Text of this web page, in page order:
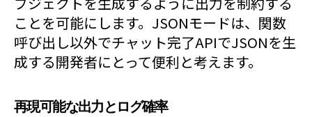
ことを可能にします。JSONモードは、関数
呼び出し以外でチャット完了APIでJSONを生
成する開発者にとって便利と考えます。
再現可能な出力とログ確率